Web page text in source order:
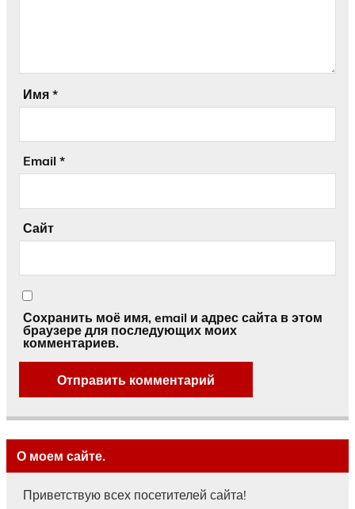
Имя *
Email *
Сайт
Сохранить моё имя, email и адрес сайта в этом
браузере для последующих моих
комментариев.
О моем сайте.
Приветствую всех посетителей сайта!